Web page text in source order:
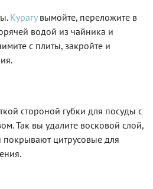
Курагувымойте, переложите в
водой из чайника и
с плиты, закройте и
стороной губки для посуды с
Так вы удалите восковой слой,
цитрусовые для